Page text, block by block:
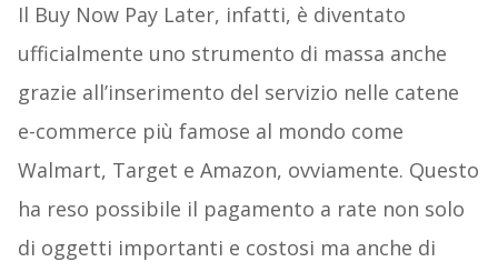
Il Buy Now Pay Later, infatti, è diventato
ufficialmente uno strumento di massa anche
grazie all’inserimento del servizio nelle catene
e-commerce più famose al mondo come
Walmart, Target e Amazon, ovviamente. Questo
ha reso possibile il pagamento a rate non solo
di oggetti importanti e costosi ma anche di